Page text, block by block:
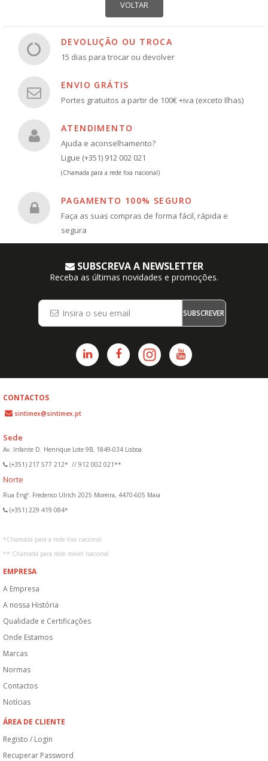
DEVOLUÇÃO OU TROCA
15 dias para trocar ou devolver
ENVIO GRÁTIS
Portes gratuitos a partir de 100€ +iva (exceto Ilhas)
ATENDIMENTO
Ajuda e aconselhamento?
Ligue (+351) 912 002 021
(Chamada para a rede fixa nacional)
PAGAMENTO 100% SEGURO
Faça as suas compras de forma fácil, rápida e
segura
SUBSCREVA A NEWSLETTER
Receba as últimas novidades e promoções.
SUBSCREVER
CONTACTOS
sintimex@sintimex.pt
Sede
Av. Infante D. Henrique Lote 9B, 1849-034 Lisboa
(+351) 217 577 212* // 912 002 021**
Norte
Rua Engº. Frederico Ulrich 2025 Moreira, 4470-605 Maia
(+351) 229 419 084*
*Chamada para a rede fixa nacional
** Chamada para rede móvel nacional
EMPRESA
A Empresa
A nossa História
Qualidade e Certificações
Onde Estamos
Marcas
Normas
Contactos
Notícias
ÁREA DE CLIENTE
Registo / Login
Recuperar Password